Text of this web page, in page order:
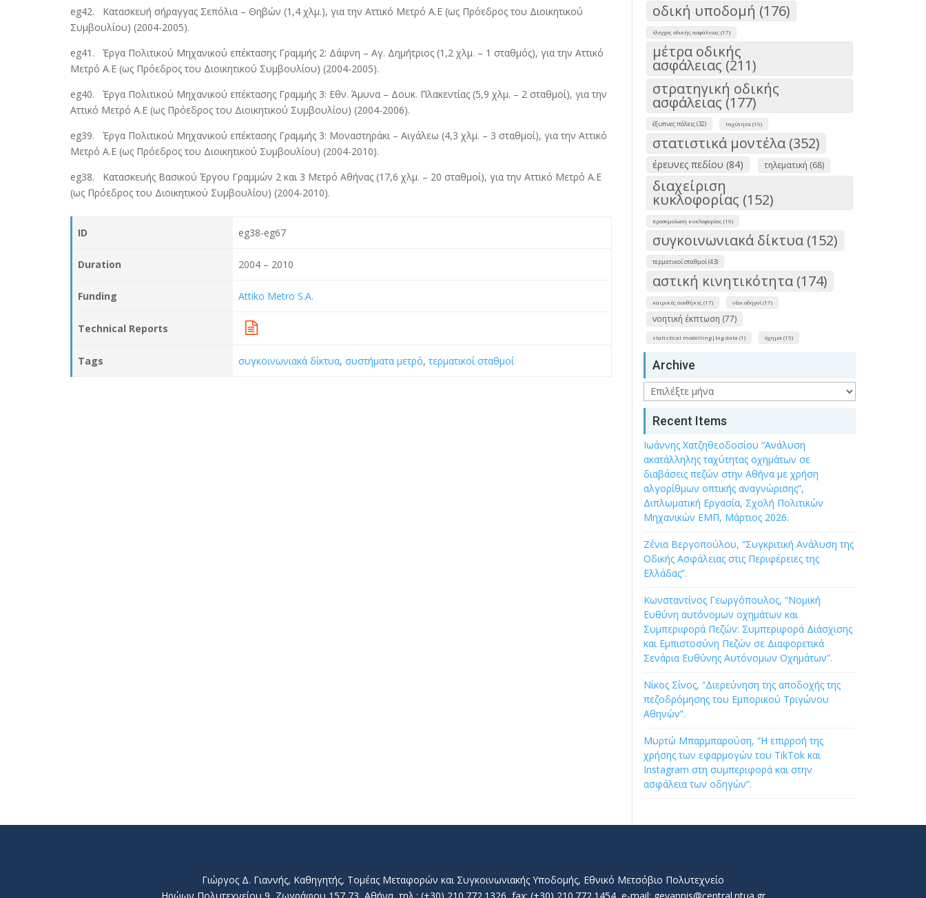
eg42. Κατασκευή σήραγγας Σεπόλια – Θηβών (1,4 χλμ.), για την Αττικό Μετρό Α.Ε (ως Πρόεδρος του Διοικητικού
Συμβουλίου) (2004-2005).
eg41. Έργα Πολιτικού Μηχανικού επέκτασης Γραμμής 2: Δάφνη – Αγ. Δημήτριος (1,2 χλμ. – 1 σταθμός), για την Αττικό
Μετρό Α.Ε (ως Πρόεδρος του Διοικητικού Συμβουλίου) (2004-2005).
eg40. Έργα Πολιτικού Μηχανικού επέκτασης Γραμμής 3: Εθν. Άμυνα – Δουκ. Πλακεντίας (5,9 χλμ. – 2 σταθμοί), για την
Αττικό Μετρό Α.Ε (ως Πρόεδρος του Διοικητικού Συμβουλίου) (2004-2006).
eg39. Έργα Πολιτικού Μηχανικού επέκτασης Γραμμής 3: Μοναστηράκι – Αιγάλεω (4,3 χλμ. – 3 σταθμοί), για την Αττικό
Μετρό Α.Ε (ως Πρόεδρος του Διοικητικού Συμβουλίου) (2004-2010).
eg38. Κατασκευής Βασικού Έργου Γραμμών 2 και 3 Μετρό Αθήνας (17,6 χλμ. – 20 σταθμοί), για την Αττικό Μετρό Α.Ε
(ως Πρόεδρος του Διοικητικού Συμβουλίου) (2004-2010).
ID eg38-eg67
Duration 2004 – 2010
Funding Attiko Metro S.A.
Technical Reports
Tags συγκοινωνιακά δίκτυα,συστήματα μετρό,τερματικοί σταθμοί
οδική υποδομή (176)
έλεγχος οδικής ασφάλειας (17)
μέτρα οδικής
ασφάλειας (211)
στρατηγική οδικής
ασφάλειας (177)
έξυπνες πόλεις (32) ταχύτητα (19)
στατιστικά μοντέλα (352)
έρευνες πεδίου (84) τηλεματική (68)
διαχείριση
κυκλοφορίας (152)
προσομοίωση κυκλοφορίας (16)
συγκοινωνιακά δίκτυα (152)
τερματικοί σταθμοί (43)
αστική κινητικότητα (174)
καιρικές συνθήκες (17) νέοι οδηγοί (17)
νοητική έκπτωση (77)
statistical modelling|big data (1) όχημα (15)
Archive
Archive
Recent Items
Ιωάννης Χατζηθεοδοσίου “Ανάλυση
ακατάλληλης ταχύτητας οχημάτων σε
διαβάσεις πεζών στην Αθήνα με χρήση
αλγορίθμων οπτικής αναγνώρισης”,
Διπλωματική Εργασία, Σχολή Πολιτικών
Μηχανικών ΕΜΠ, Μάρτιος 2026.
Ζένια Βεργοπούλου, “Συγκριτική Ανάλυση της
Οδικής Ασφάλειας στις Περιφέρειες της
Ελλάδας”.
Κωνσταντίνος Γεωργόπουλος, “Νομική
Ευθύνη αυτόνομων οχημάτων και
Συμπεριφορά Πεζών: Συμπεριφορά Διάσχισης
και Εμπιστοσύνη Πεζών σε Διαφορετικά
Σενάρια Ευθύνης Αυτόνομων Οχημάτων”.
Νίκος Σίνος, “Διερεύνηση της αποδοχής της
πεζοδρόμησης του Εμπορικού Τριγώνου
Αθηνών”.
Μυρτώ Μπαρμπαρούση, “Η επιρροή της
χρήσης των εφαρμογών του TikTok και
Instagram στη συμπεριφορά και στην
ασφάλεια των οδηγών”.
Γιώργος Δ. Γιαννής, Καθηγητής, Τομέας Μεταφορών και Συγκοινωνιακής Υποδομής, Εθνικό Μετσόβιο Πολυτεχνείο